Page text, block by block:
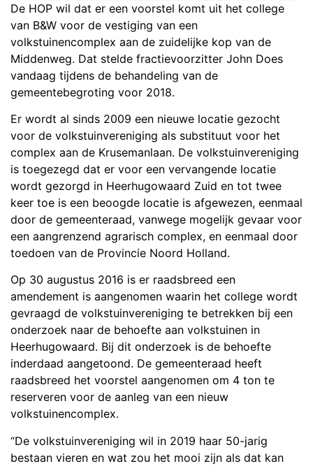
De HOP wil dat er een voorstel komt uit het college
van B&W voor de vestiging van een
volkstuinencomplex aan de zuidelijke kop van de
Middenweg. Dat stelde fractievoorzitter John Does
vandaag tijdens de behandeling van de
gemeentebegroting voor 2018.
Er wordt al sinds 2009 een nieuwe locatie gezocht
voor de volkstuinvereniging als substituut voor het
complex aan de Krusemanlaan. De volkstuinvereniging
is toegezegd dat er voor een vervangende locatie
wordt gezorgd in Heerhugowaard Zuid en tot twee
keer toe is een beoogde locatie is afgewezen, eenmaal
door de gemeenteraad, vanwege mogelijk gevaar voor
een aangrenzend agrarisch complex, en eenmaal door
toedoen van de Provincie Noord Holland.
Op 30 augustus 2016 is er raadsbreed een
amendement is aangenomen waarin het college wordt
gevraagd de volkstuinvereniging te betrekken bij een
onderzoek naar de behoefte aan volkstuinen in
Heerhugowaard. Bij dit onderzoek is de behoefte
inderdaad aangetoond. De gemeenteraad heeft
raadsbreed het voorstel aangenomen om 4 ton te
reserveren voor de aanleg van een nieuw
volkstuinencomplex.
“De volkstuinvereniging wil in 2019 haar 50-jarig
bestaan vieren en wat zou het mooi zijn als dat kan